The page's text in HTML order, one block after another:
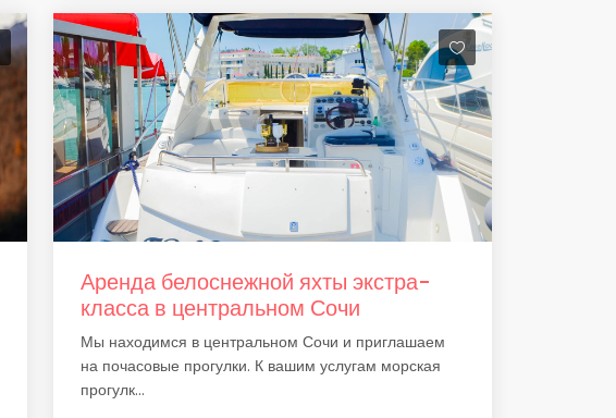
Аренда белоснежной яхты экстра-
класса в центральном Сочи
Мы находимся в центральном Сочи и приглашаем
на почасовые прогулки. К вашим услугам морская
прогулк...